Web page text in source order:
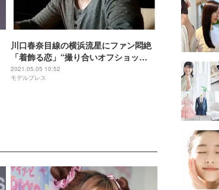
川口春奈目線の横浜流星にファン悶絶
「着飾る恋」“撮り合いオフショッ
ト”が話題
2021.05.05 10:52
モデルプレス